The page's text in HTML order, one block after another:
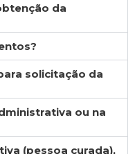
da
solicitação da
ou na
(pessoa curada),